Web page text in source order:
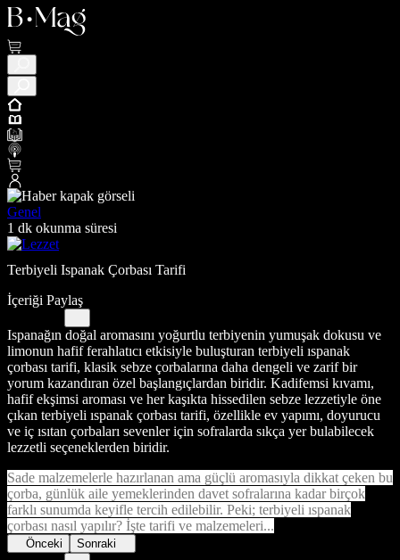
Genel
1 dk okunma süresi
Terbiyeli Ispanak Çorbası Tarifi
İçeriği Paylaş
Ispanağın doğal aromasını yoğurtlu terbiyenin yumuşak dokusu ve
limonun hafif ferahlatıcı etkisiyle buluşturan terbiyeli ıspanak
çorbası tarifi, klasik sebze çorbalarına daha dengeli ve zarif bir
yorum kazandıran özel başlangıçlardan biridir. Kadifemsi kıvamı,
hafif ekşimsi aroması ve her kaşıkta hissedilen sebze lezzetiyle öne
çıkan terbiyeli ıspanak çorbası tarifi, özellikle ev yapımı, doyurucu
ve iç ısıtan çorbaları sevenler için sofralarda sıkça yer bulabilecek
lezzetli seçeneklerden biridir.
Sade malzemelerle hazırlanan ama güçlü aromasıyla dikkat çeken bu
çorba, günlük aile yemeklerinden davet sofralarına kadar birçok
farklı sunumda keyifle tercih edilebilir. Peki; terbiyeli ıspanak
çorbası nasıl yapılır? İşte tarifi ve malzemeleri...
Önceki Sonraki